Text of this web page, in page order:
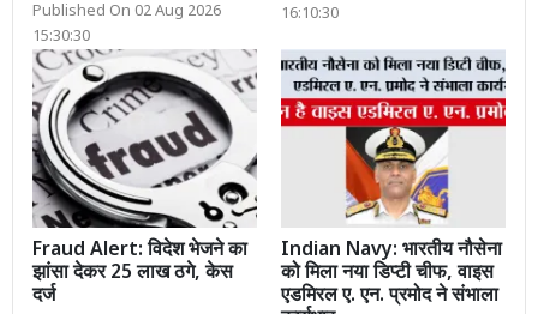
Published On 02 Aug 2026
15:30:30
16:10:30
Fraud Alert: विदेश भेजने का
झांसा देकर 25 लाख ठगे, केस
दर्ज
Indian Navy: भारतीय नौसेना
को मिला नया डिप्टी चीफ, वाइस
एडमिरल ए. एन. प्रमोद ने संभाला